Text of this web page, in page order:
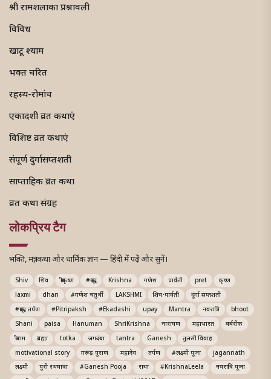
श्री रामशलाका प्रश्नावली
विविध
खाटू श्याम
भक्त चरित
रहस्य-रोमांच
एकादशी व्रत कथाएं
विशिष्ट व्रत कथाएं
संपूर्ण दुर्गासप्तशती
साप्ताहिक व्रत कथा
व्रत कथा संग्रह
लोकप्रिय टैग
भक्ति, मंत्र, कथा और धार्मिक ज्ञान — हिंदी में पढ़ें और सुनें।
Shiv शिव श्रीकृष्ण #श्राद्ध Krishna गणेश पार्वती pret
कृष्ण
laxmi
dhan #गणेश चतुर्थी LAKSHMI शिव-पार्वती
दुर्गा सप्तशती
#श्राद्ध तर्पण
#Pitripaksh #Ekadashi upay Mantra नवरात्रि
bhoot
Shani
paisa Hanuman ShriKrishna नारायण महाभारत
बर्बरीक
श्रीराम
ब्रह्मा totka जगदंबा tantra Ganesh
तुलसी विवाह
motivational story
गरूड़ पुराण महादेव तर्पण #लक्ष्मी पूजा
jagannath
लक्ष्मी
पुरी रथयात्रा #Ganesh Pooja राधा #KrishnaLeela
नवरात्रि पूजा